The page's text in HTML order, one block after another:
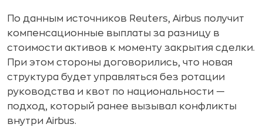
По данным источников Reuters, Airbus получит
компенсационные выплаты за разницу в
стоимости активов к моменту закрытия сделки.
При этом стороны договорились, что новая
структура будет управляться без ротации
руководства и квот по национальности —
подход, который ранее вызывал конфликты
внутри Airbus.